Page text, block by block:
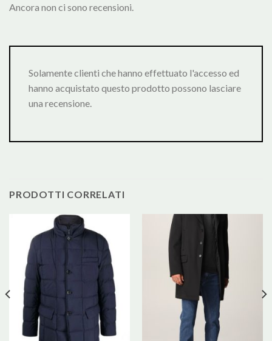
Ancora non ci sono recensioni.
Solamente clienti che hanno effettuato l'accesso ed
hanno acquistato questo prodotto possono lasciare
una recensione.
PRODOTTI CORRELATI